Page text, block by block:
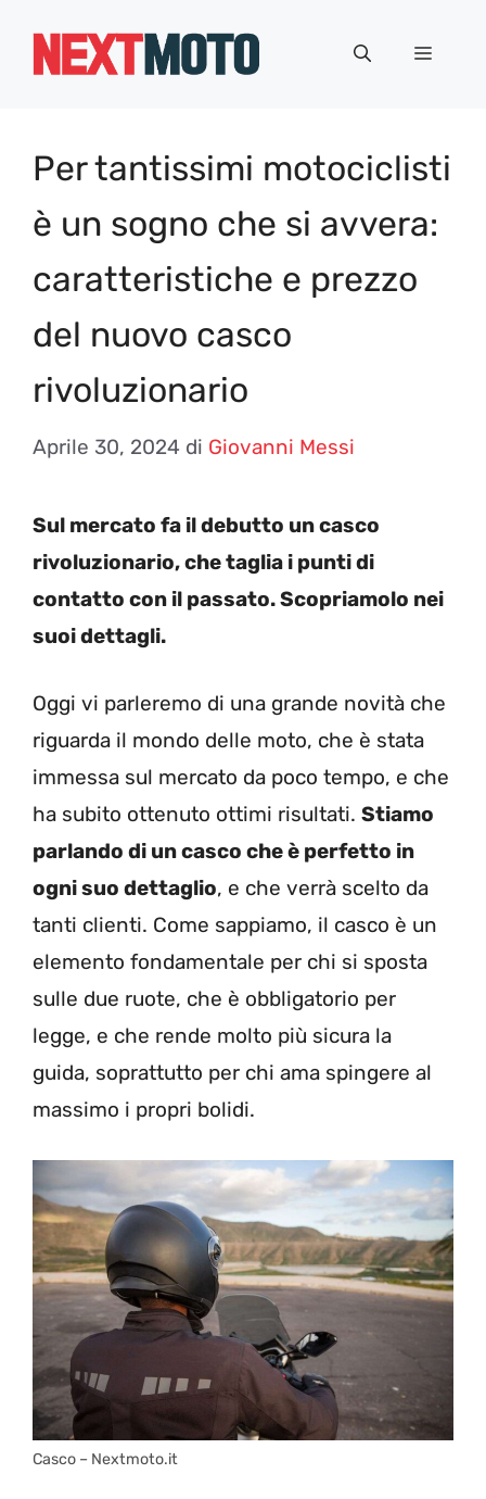
Menu
Per tantissimi motociclisti
è un sogno che si avvera:
caratteristiche e prezzo
del nuovo casco
rivoluzionario
Aprile 30, 2024 di Giovanni Messi
Sul mercato fa il debutto un casco
rivoluzionario, che taglia i punti di
contatto con il passato. Scopriamolo nei
suoi dettagli.
Oggi vi parleremo di una grande novità che
riguarda il mondo delle moto, che è stata
immessa sul mercato da poco tempo, e che
ha subito ottenuto ottimi risultati. Stiamo
parlando di un casco che è perfetto in
ogni suo dettaglio, e che verrà scelto da
tanti clienti. Come sappiamo, il casco è un
elemento fondamentale per chi si sposta
sulle due ruote, che è obbligatorio per
legge, e che rende molto più sicura la
guida, soprattutto per chi ama spingere al
massimo i propri bolidi.
Casco – Nextmoto.it